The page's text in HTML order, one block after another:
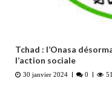
Tchad : l’Onasa
l’action sociale
30 janvier 2024 0